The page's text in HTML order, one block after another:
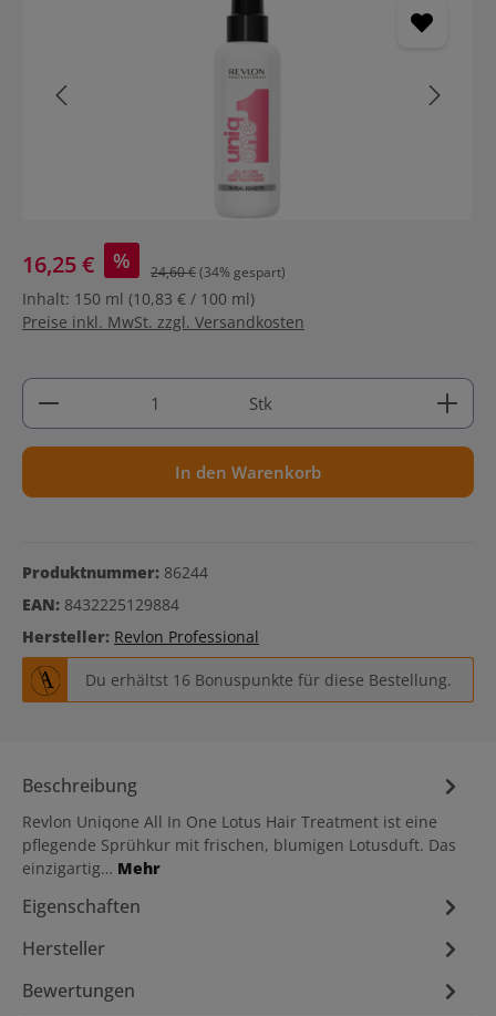
16,25 € % 24,60 €(34% gespart)
Inhalt: 150 ml (10,83 € / 100 ml)
Preise inkl. MwSt. zzgl. Versandkosten
Produkt Anzahl: Gib den gewünschten Wert ein
Stk
In den Warenkorb
Produktnummer: 86244
EAN: 8432225129884
Hersteller: Revlon Professional
Du erhältst 16 Bonuspunkte für diese Bestellung.
Beschreibung
Revlon Uniqone All In One Lotus Hair Treatment ist eine
pflegende Sprühkur mit frischen, blumigen Lotusduft. Das
einzigartig… Mehr
Eigenschaften
Hersteller
Bewertungen